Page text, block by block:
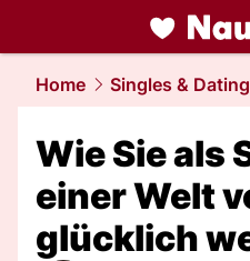
liebe.NAU.ch
Home Singles & Dating
Wie Sie als
einer Welt
glücklich